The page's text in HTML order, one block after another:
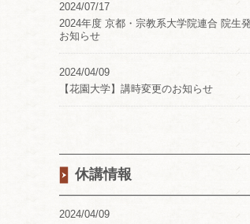
2024/07/17
2024年度 京都・宗教系大学院連合 院生
お知らせ
2024/04/09
【花園大学】講時変更のお知らせ
休講情報
2024/04/09